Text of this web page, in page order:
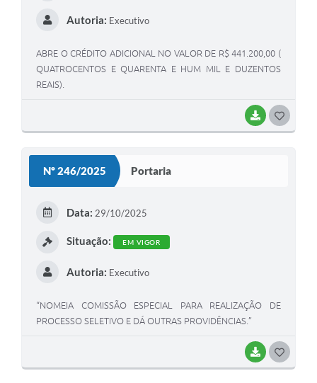
BAIXAR
Autoria: Executivo
ABRE O CRÉDITO ADICIONAL NO VALOR DE R$ 441.200,00 (
QUATROCENTOS E QUARENTA E HUM MIL E DUZENTOS
REAIS).
Nº 246/2025 Portaria
BAIXAR
Data: 29/10/2025
Situação: EM VIGOR
Autoria: Executivo
“NOMEIA COMISSÃO ESPECIAL PARA REALIZAÇÃO DE
PROCESSO SELETIVO E DÁ OUTRAS PROVIDÊNCIAS.”